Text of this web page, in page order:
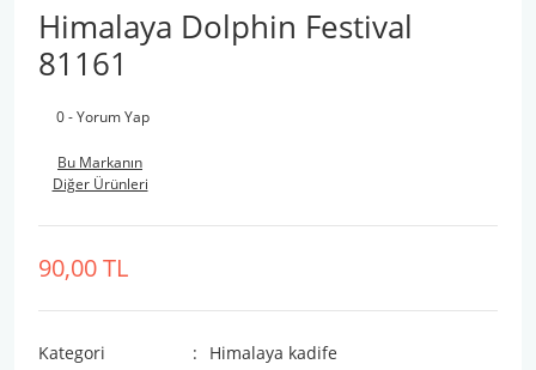
Himalaya Dolphin Festival
81161
0 - Yorum Yap
Bu Markanın
Diğer Ürünleri
90,00 TL
Kategori
Himalaya kadife